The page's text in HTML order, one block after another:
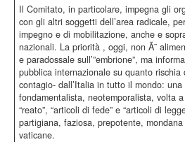
Il Comitato, in particolare, impegna gli
con gli altri soggetti dell’area radicale,
impegno e di mobilitazione, anche e
nazionali. La priorità , oggi, non Ã¨
e paradossale sull’”embrione”, ma
pubblica internazionale su quanto rischia
contagio- dall’Italia in tutto il mondo:
fondamentalista, neotemporalista, volta a
“reato”, “articoli di fede” e “articoli di
partigiana, faziosa, prepotente,
vaticane.